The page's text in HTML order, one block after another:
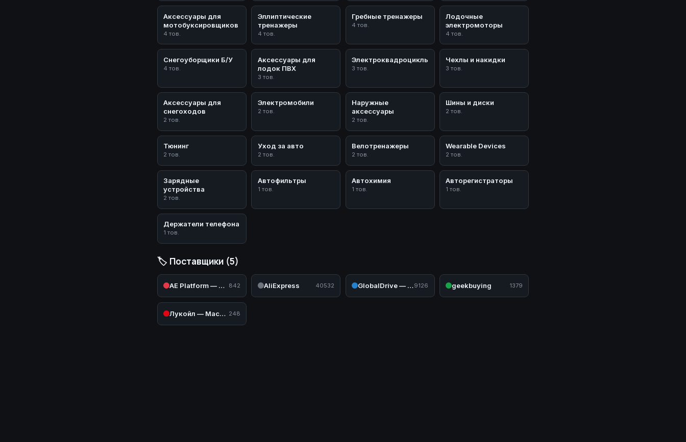
Аксессуары для
мотобуксировщиков
4 тов.
Эллиптические
тренажеры
4 тов.
Гребные тренажеры
4 тов.
Лодочные
электромоторы
4 тов.
Снегоуборщики Б/У
4 тов.
Аксессуары для
лодок ПВХ
3 тов.
Электроквадроциклы
3 тов.
Чехлы и накидки
3 тов.
Аксессуары для
снегоходов
2 тов.
Электромобили
2 тов.
Наружные
аксессуары
2 тов.
Шины и диски
2 тов.
Тюнинг
2 тов.
Уход за авто
2 тов.
Велотренажеры
2 тов.
Wearable Devices
2 тов.
Зарядные
устройства
2 тов.
Автофильтры
1 тов.
Автохимия
1 тов.
Авторегистраторы
1 тов.
Держатели телефона
1 тов.
🏷️ Поставщики (5)
AE Platform — AliExpress (Авто) 842 AliExpress 40532 GlobalDrive — Садовая и силовая техника9126 geekbuying 1379
Лукойл — Масла и техжидкости 248